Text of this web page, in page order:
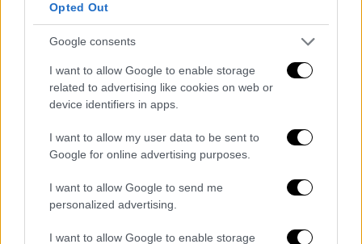
Opted Out
Google consents
I want to allow Google to enable storage
related to advertising like cookies on web or
device identifiers in apps.
I want to allow my user data to be sent to
Google for online advertising purposes.
I want to allow Google to send me
personalized advertising.
I want to allow Google to enable storage
Σκληρή προβλέπεται να είναι η μονομαχία
και στην εκλογική περιφέρεια της
Σάμου
όπου στις τελευταίες εκλογές η
Νέα
Δημοκρατίαείχε πάρει34,13% και ο
ήταν στο29.08% . Στη συγκεκριμένη
περιφέρεια να σημειωθεί πως αυξημένα
είναι τα ποσοστά του ΚΚΕ , που στην
ποσοστό 14.47%.
Μπαράζ περιοδειών